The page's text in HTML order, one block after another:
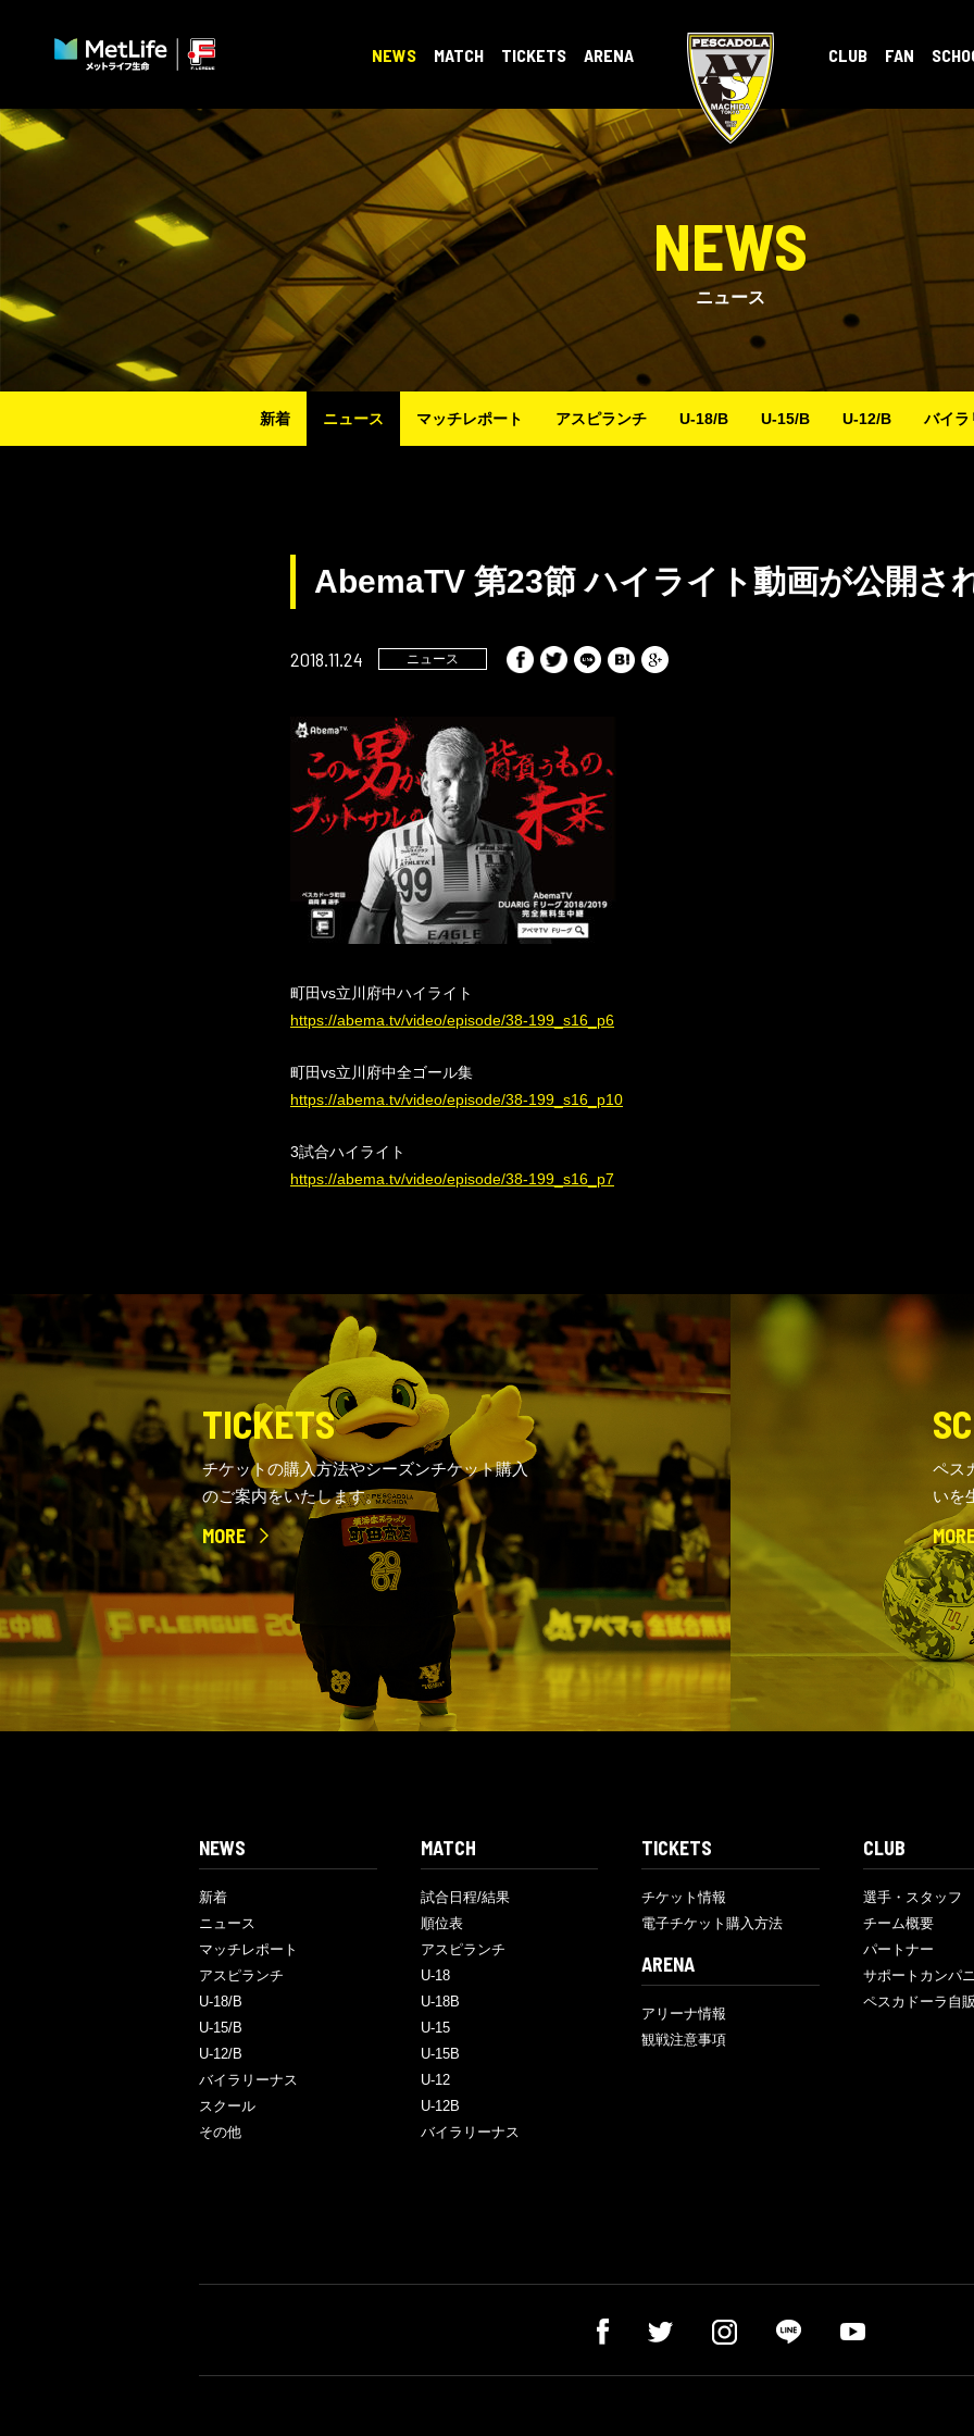
NEWS MATCH TICKETS ARENA CLUB FAN
NEWS
ニュース
新着 ニュース マッチレポート アスピランチ U-18/B U-15/B U-12/B バイラ
AbemaTV 第23節 ハイライト動画が公開さ
2018.11.24 ニュース
町田vs立川府中ハイライト
https://abema.tv/video/episode/38-199_s16_p6
町田vs立川府中全ゴール集
https://abema.tv/video/episode/38-199_s16_p10
3試合ハイライト
https://abema.tv/video/episode/38-199_s16_p7
TICKETS
チケットの購入方法やシーズンチケット購入
のご案内をいたします。
MORE
ペス
いを
NEWS
新着
ニュース
マッチレポート
アスピランチ
U-18/B
U-15/B
U-12/B
バイラリーナス
スクール
その他
MATCH
試合日程/結果
順位表
アスピランチ
U-18
U-18B
U-15
U-15B
U-12
U-12B
バイラリーナス
TICKETS
チケット情報
電子チケット購入方法
ARENA
アリーナ情報
観戦注意事項
CLUB
選手・スタッフ
チーム概要
パートナー
サポートカンパ
ペスカドーラ自